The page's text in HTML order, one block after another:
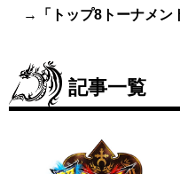
→ 「トップ8トーナメン
記事一覧